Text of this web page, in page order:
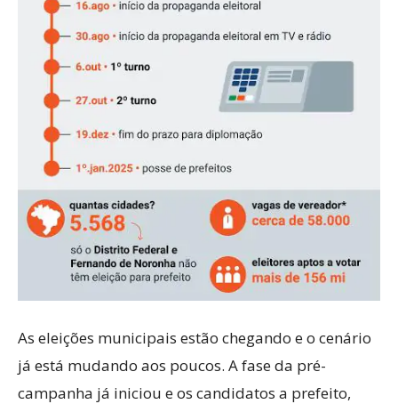
As eleições municipais estão chegando e o cenário
já está mudando aos poucos. A fase da pré-
campanha já iniciou e os candidatos a prefeito,